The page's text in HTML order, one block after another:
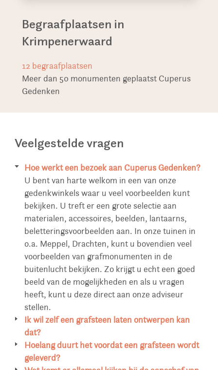
Begraafplaatsen in
Krimpenerwaard
12 begraafplaatsen
Meer dan 50 monumenten geplaatst Cuperus
Gedenken
Veelgestelde vragen
Hoe werkt een bezoek aan Cuperus Gedenken?
U bent van harte welkom in een van onze
gedenkwinkels waar u veel voorbeelden kunt
bekijken. U treft er een grote selectie aan
materialen, accessoires, beelden, lantaarns,
beletteringsvoorbeelden aan. In onze tuinen in
o.a. Meppel, Drachten, kunt u bovendien veel
voorbeelden van grafmonumenten in de
buitenlucht bekijken. Zo krijgt u echt een goed
beeld van de mogelijkheden en als u vragen
heeft, kunt u deze direct aan onze adviseur
stellen.
Ik wil zelf een grafsteen laten ontwerpen kan
dat?
Het gebeurt regelmatig dat families eigen
ideeën aandragen en dat onze adviseur op basis
Hoelang duurt het voordat een grafsteen wordt
geleverd?